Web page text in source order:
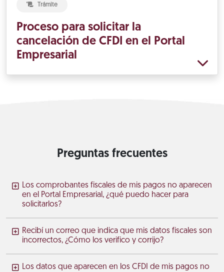
Trámite
Proceso para solicitar la
cancelación de CFDI en el Portal
Empresarial
Preguntas frecuentes
Los comprobantes fiscales de mis pagos no aparecen
en el Portal Empresarial, ¿qué puedo hacer para
solicitarlos?
Recibí un correo que indica que mis datos fiscales son
incorrectos, ¿Cómo los verifico y corrijo?
Los datos que aparecen en los CFDI de mis pagos no